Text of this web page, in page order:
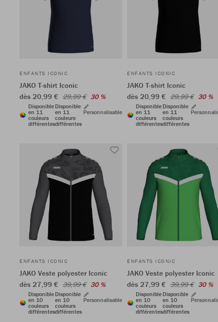
ENFANTS ICONIC
JAKO T-shirt Iconic
dès 20,99 € 29,99 € 30 %
Disponible
en 11
couleurs
différentes
Disponible
en 11
couleurs
différentes
Personnalisable
ENFANTS ICONIC
JAKO T-shirt Iconic
dès 20,99 € 29,99 € 30 %
Disponible
en 11
couleurs
différentes
Disponible
en 11
couleurs
différentes
ENFANTS ICONIC
JAKO Veste polyester Iconic
dès 27,99 € 39,99 € 30 %
Disponible
en 10
couleurs
différentes
Disponible
en 10
couleurs
différentes
Personnalisable
ENFANTS ICONIC
JAKO Veste polyester Iconic
dès 27,99 € 39,99 € 30 %
Disponible
en 10
couleurs
différentes
Disponible
en 10
couleurs
différentes